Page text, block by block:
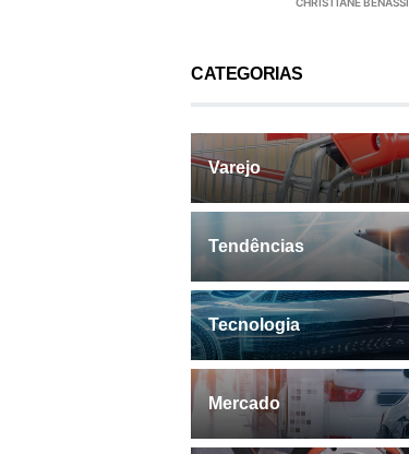
CATEGORIAS
Varejo
Tendências
Tecnologia
Mercado